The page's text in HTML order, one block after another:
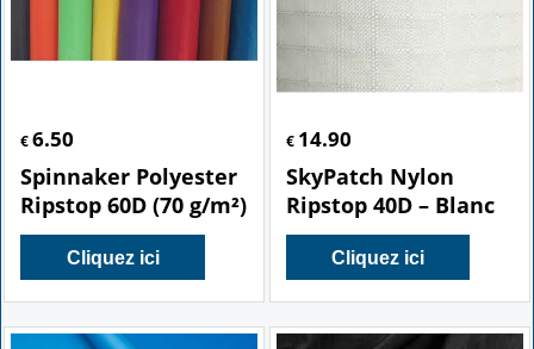
€ 6.50
Spinnaker Polyester
Ripstop 60D (70 g/m²)
Cliquez ici
€ 14.90
SkyPatch Nylon
Ripstop 40D – Blanc
Cliquez ici